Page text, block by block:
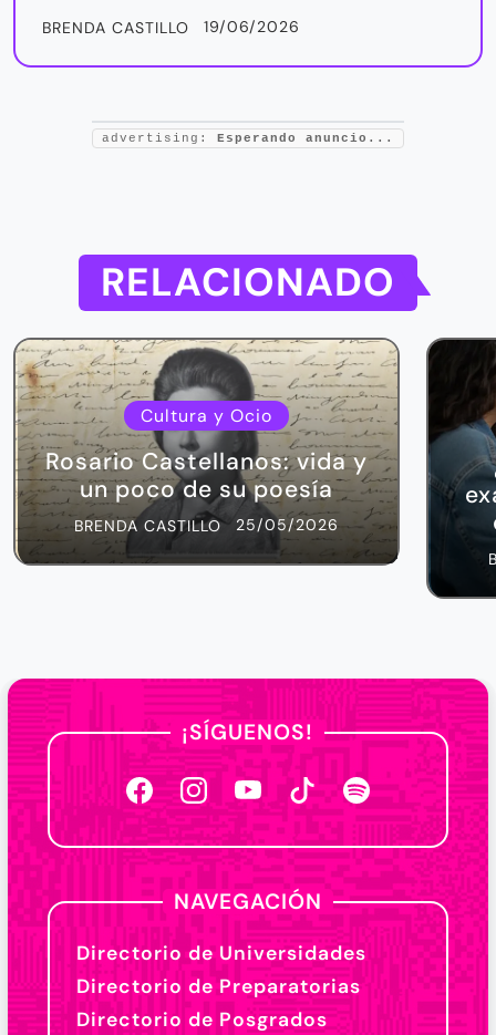
BRENDA CASTILLO 19/06/2026
advertising: Esperando anuncio...
RELACIONADO
Cultura y Ocio
Rosario Castellanos: vida y
un poco de su poesía
BRENDA CASTILLO 25/05/2026
¡SÍGUENOS!
NAVEGACIÓN
Directorio de Universidades
Directorio de Preparatorias
Directorio de Posgrados